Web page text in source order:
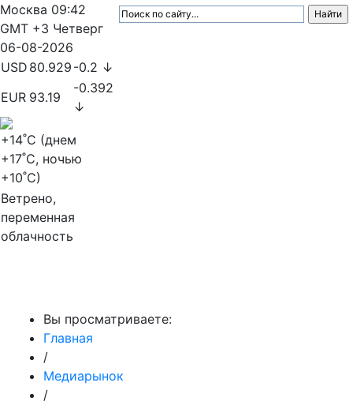
Москва 09:42
GMT +3 Четверг
06-08-2026
USD 80.929 -0.2 ↓
EUR 93.19
-0.392
↓
+14˚C (днем
+17˚C, ночью
+10˚C)
Ветрено,
переменная
облачность
Вы просматриваете:
Главная
/
Медиарынок
/